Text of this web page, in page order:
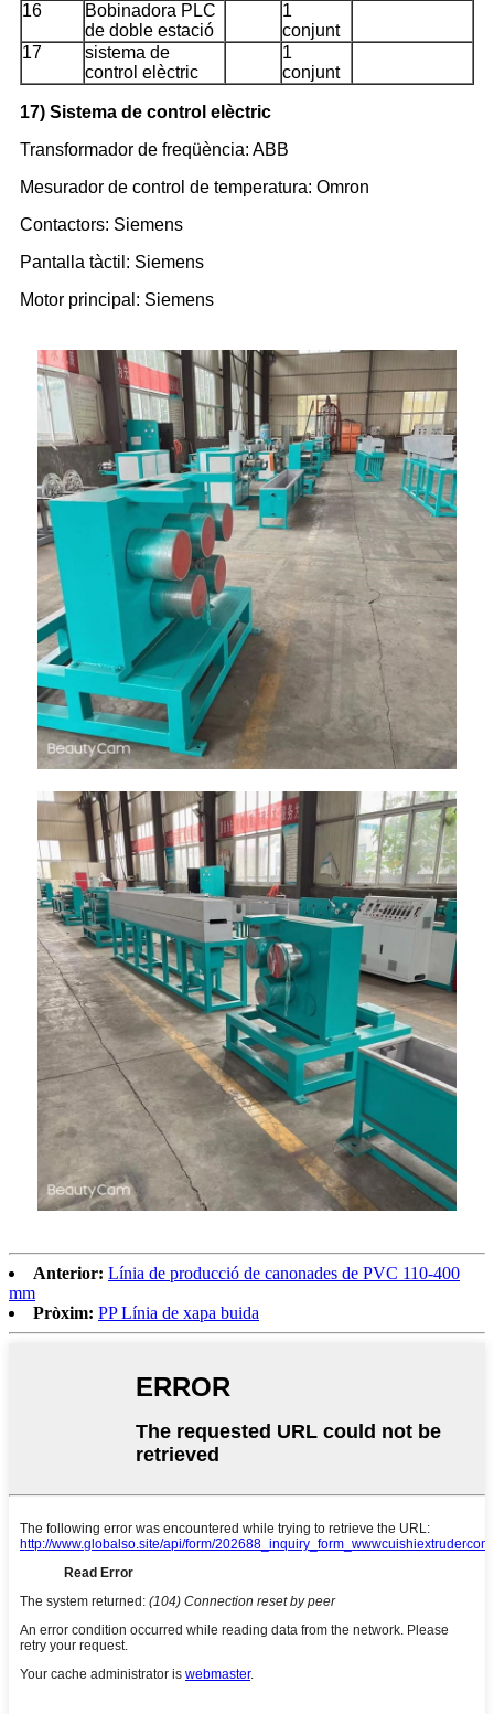
16
Bobinadora PLC
de doble estació
1
conjunt
17
sistema de
control elèctric
1
conjunt
17) Sistema de control elèctric
Transformador de freqüència: ABB
Mesurador de control de temperatura: Omron
Contactors: Siemens
Pantalla tàctil: Siemens
Motor principal: Siemens
Anterior: Línia de producció de canonades de PVC 110-400
mm
Pròxim: PP Línia de xapa buida